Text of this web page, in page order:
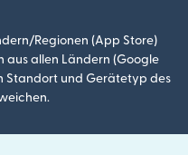
Regionen (App Store)
aus allen Ländern (Google
Standort und Gerätetyp des